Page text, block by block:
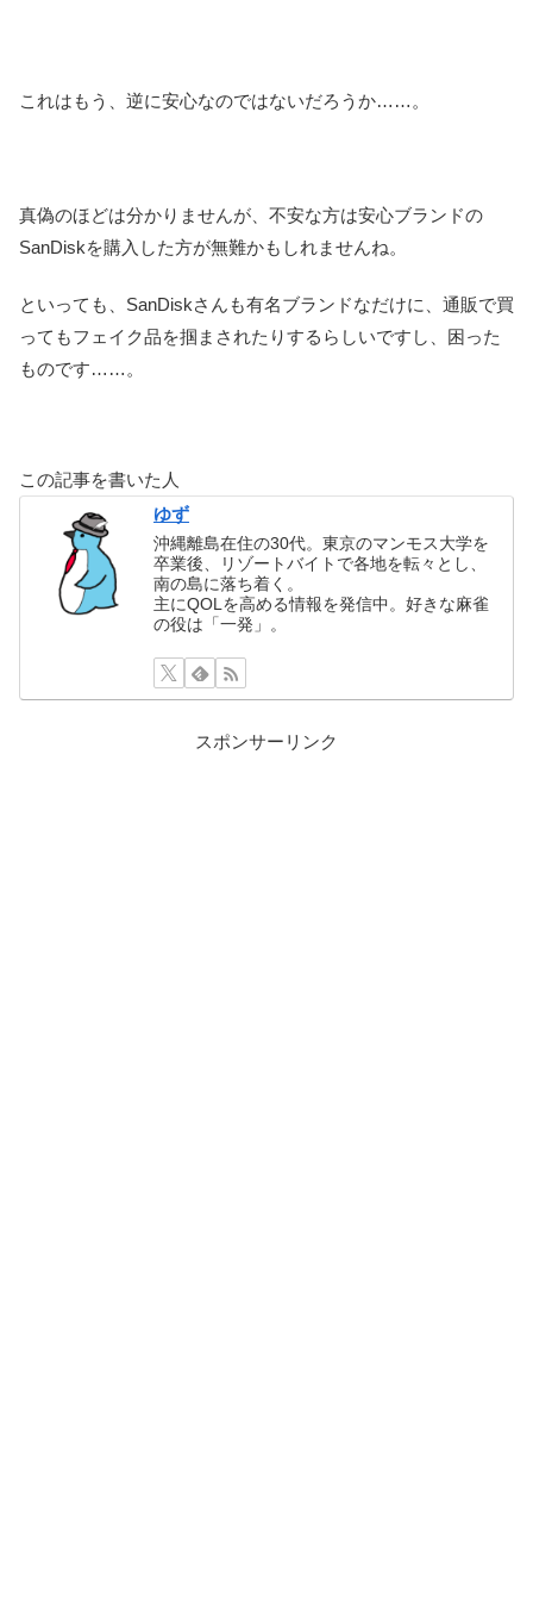
これはもう、逆に安心なのではないだろうか……。
真偽のほどは分かりませんが、不安な方は安心ブランドの
SanDiskを購入した方が無難かもしれませんね。
といっても、SanDiskさんも有名ブランドなだけに、通販で買
ってもフェイク品を掴まされたりするらしいですし、困った
ものです……。
この記事を書いた人
ゆず
沖縄離島在住の30代。東京のマンモス大学を
卒業後、リゾートバイトで各地を転々とし、
南の島に落ち着く。
主にQOLを高める情報を発信中。好きな麻雀
の役は「一発」。
スポンサーリンク